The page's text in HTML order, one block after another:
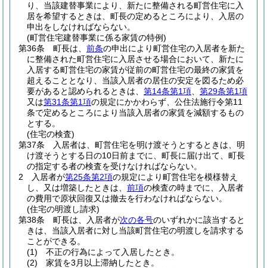
り、当該建替事業により、新たに整備される町営住宅に入
居を希望するときは、町長の定めるところにより、入居の
申出をしなければならない。
(町営住宅建替事業に係る家賃の特例)
第36条
町長は、 前条の申出により町営住宅の入居者を新た
に整備された町営住宅に入居させる場合において、新たに
入居する町営住宅の家賃が従前の町営住宅の最終の家賃を
超えることとなり、当該入居者の居住の安定を図るため必
要があると認められるときは、 第14条第1項
第29条第1項
又は第31条第1項の規定にかかわらず、公住法施行令第11
条で定めるところにより当該入居者の家賃を減額するもの
とする。
(住宅の検査)
第37条
入居者は、町営住宅を明け渡そうとするときは、明
け渡そうとする日の10日前までに、町長に届け出て、町長
の指定する者の検査を受けなければならない。
2
入居者が第25条第2項の規定により町営住宅を模様替え
し、又は増築したときは、 前項の検査の時までに、入居者
の費用で原状回復又は撤去を行わなければならない。
(住宅の明渡し請求)
第38条
町長は、入居者が次の各号のいずれかに該当すると
きは、当該入居者に対し当該町営住宅の明渡しを請求する
ことができる。
(1)
不正の行為によって入居したとき。
(2)
家賃を3月以上滞納したとき。